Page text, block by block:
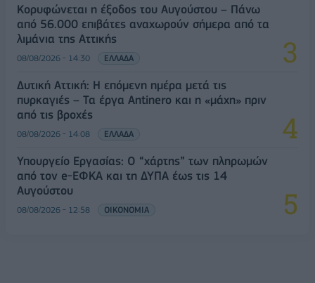
Κορυφώνεται η έξοδος του Αυγούστου – Πάνω
από 56.000 επιβάτες αναχωρούν σήμερα από τα
λιμάνια της Αττικής
08/08/2026 - 14:30 ΕΛΛΑΔΑ
Δυτική Αττική: Η επόμενη ημέρα μετά τις
πυρκαγιές – Τα έργα Antinero και η «μάχη» πριν
από τις βροχές
08/08/2026 - 14:08 ΕΛΛΑΔΑ
Υπουργείο Εργασίας: Ο “χάρτης” των πληρωμών
από τον e-ΕΦΚΑ και τη ΔΥΠΑ έως τις 14
Αυγούστου
08/08/2026 - 12:58 ΟΙΚΟΝΟΜΙΑ